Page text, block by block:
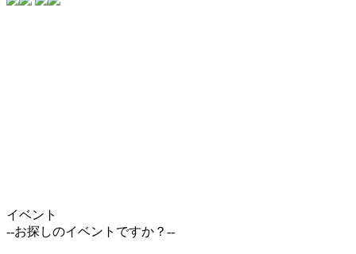
イベント
--お探しのイベントですか？--